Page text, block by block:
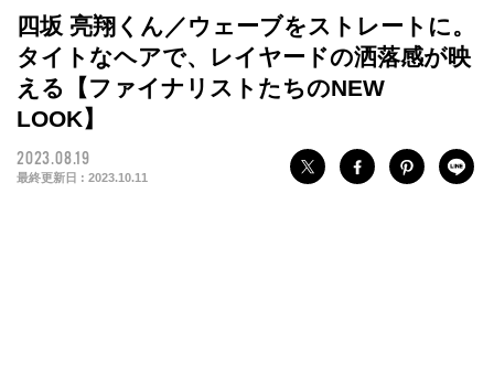
四坂 亮翔くん／ウェーブをストレートに。
タイトなヘアで、レイヤードの洒落感が映
える【ファイナリストたちのNEW
LOOK】
2023.08.19
最終更新日 : 2023.10.11